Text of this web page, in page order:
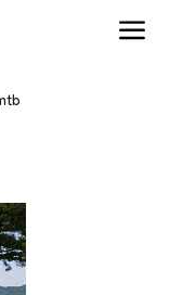
かん
・関
ャン
アク